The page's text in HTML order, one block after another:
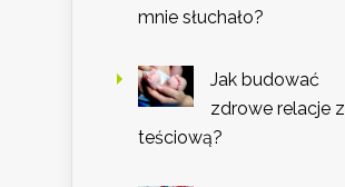
mnie słuchało?
Jak budować
zdrowe relacje z
teściową?